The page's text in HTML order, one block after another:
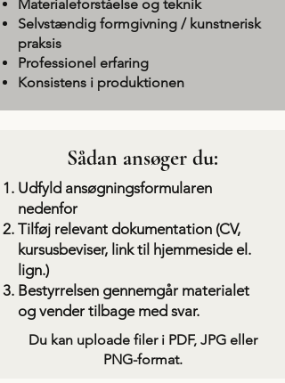
Materialeforståelse og teknik
Selvstændig formgivning / kunstnerisk
praksis
Professionel erfaring
Konsistens i produktionen
Sådan ansøger du:
Udfyld ansøgningsformularen
nedenfor
Tilføj relevant dokumentation (CV,
kursusbeviser, link til hjemmeside el.
lign.)
Bestyrrelsen gennemgår materialet
og vender tilbage med svar.
Du kan uploade filer i PDF, JPG eller
PNG-format.